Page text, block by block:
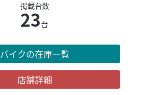
掲載台数
23台
バイクの在庫一覧
店舗詳細